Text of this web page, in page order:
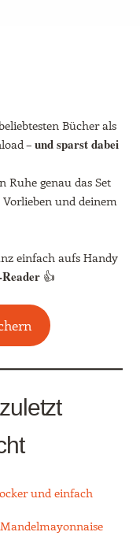
Bücher als
–und sparst dabei
Ruhe genau das Set
und deinem
einfach aufs Handy
👍
und einfach